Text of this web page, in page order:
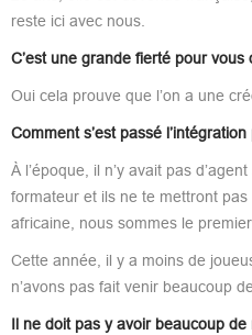
reste ici avec nous.
C’est une grande fierté pour
Oui cela prouve que l’on a une
Comment s’est passé
À l’époque, il n’y avait pas
formateur et ils ne te mettront
africaine, nous sommes le
Cette année, il y a moins de
n’avons pas fait venir beaucoup
Il ne doit pas y avoir beaucoup